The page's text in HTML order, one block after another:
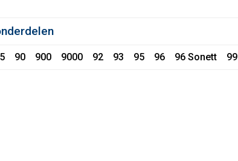
90 900 9000 92 93 95 96 96 Sonett 99